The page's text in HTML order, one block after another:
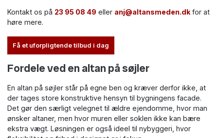
Kontakt os på 23 95 08 49 eller anj@altansmeden.dk for at
høre mere.
Få et uforpligtende tilbud i dag
Fordele ved en altan på søjler
En altan på søjler står på egne ben og kræver derfor ikke, at
der tages store konstruktive hensyn til bygningens facade.
Det gør den særligt velegnet til ældre ejendomme, hvor man
ønsker altaner, men hvor muren eller soklen ikke kan bære
ekstra vægt. Løsningen er også ideel til nybyggeri, hvor